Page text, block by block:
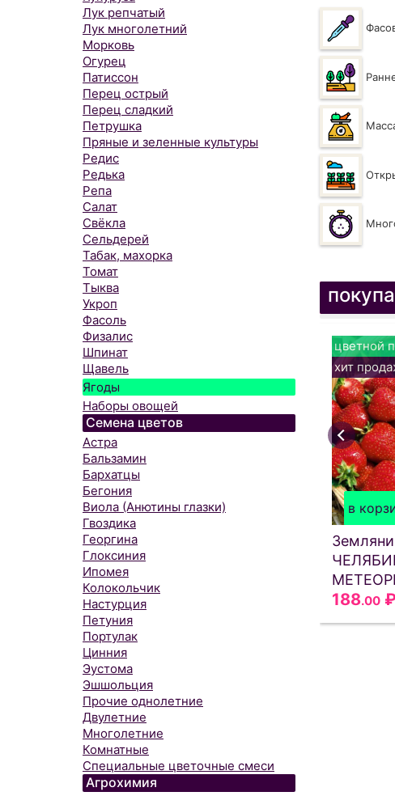
Лук репчатый
Лук многолетний
Морковь
Огурец
Патиссон
Перец острый
Перец сладкий
Петрушка
Пряные и зеленные культуры
Редис
Редька
Репа
Салат
Свёкла
Сельдерей
Табак, махорка
Томат
Тыква
Укроп
Фасоль
Физалис
Шпинат
Щавель
Ягоды
Наборы овощей
Семена цветов
Астра
Бальзамин
Бархатцы
Бегония
Виола (Анютины глазки)
Гвоздика
Георгина
Глоксиния
Ипомея
Колокольчик
Настурция
Петуния
Портулак
Цинния
Эустома
Эшшольция
Прочие однолетние
Двулетние
Многолетние
Комнатные
Специальные цветочные смеси
Агрохимия
в
цветной
хит
188.00₽